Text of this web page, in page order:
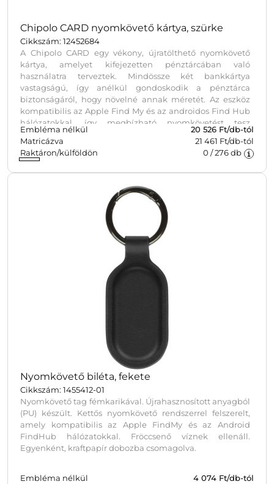
Chipolo CARD nyomkövető kártya, szürke
Cikkszám: 12452684
A Chipolo CARD egy vékony, újratölthető nyomkövető
kártya, amelyet kifejezetten pénztárcában való
használatra terveztek. Mindössze két bankkártya
vastagságú, így anélkül gondoskodik a pénztárca
biztonságáról, hogy növelné annak méretét. Az eszköz
kompatibilis az Apple Find My és az androidos Find Hub
hálózatokkal, így megbízható nyomkövetést tesz
lehetővé a különböző készülékeken. A kártya vezeték
nélkül újratölthető, emellett vízálló és porálló kivitelű,
ami alkalmassá teszi a tartós, napi szintű igénybevételre.
Embléma nélkül 20 526 Ft/db-tól
Matricázva
21 461 Ft/db-tól
Raktáron/külföldön
0 /276db
Nyomkövető biléta, fekete
Cikkszám: 1455412-01
Nyomkövető tag fémkarikával. Újrahasznosított anyagból
(PU) készült. Kettős nyomkövető rendszerrel felszerelt,
amely kompatibilis az Apple FindMy és az Android
FindHub hálózatokkal. Fröccsenő víznek ellenáll.
Egyenként, kraftpapír dobozba csomagolva.
Embléma nélkül 4 074 Ft/db-tól